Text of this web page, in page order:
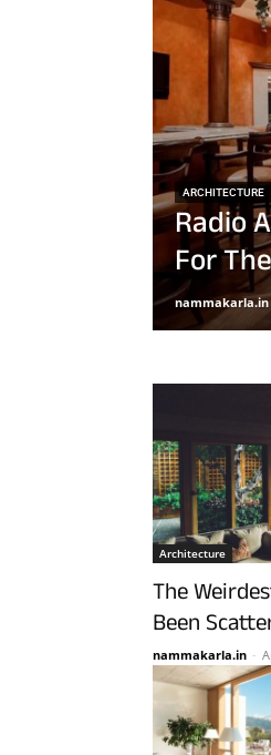
ARCHITECTURE
Radio
For
nammakarla.in
Architecture
The
Been
nammakarla.in -